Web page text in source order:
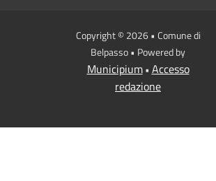
Copyright © 2026 • Comune di
Belpasso • Powered by
Municipium• Accesso
redazione